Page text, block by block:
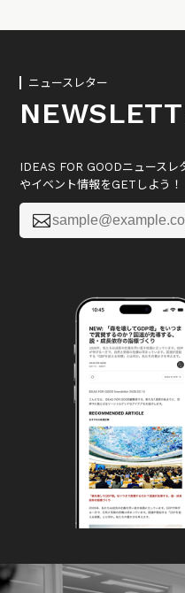
ニュースレター
IDEAS FOR GOODニュースレ
やイベント情報をGETしよう！
